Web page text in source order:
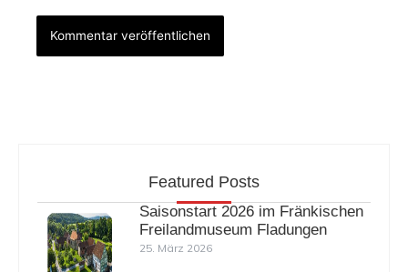
Featured Posts
Saisonstart 2026 im Fränkischen
Freilandmuseum Fladungen
25. März 2026